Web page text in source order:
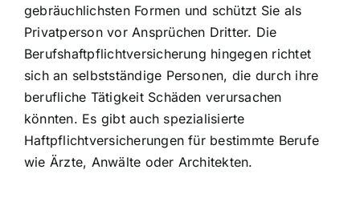
gebräuchlichsten Formen und schützt Sie als
Privatperson vor Ansprüchen Dritter. Die
Berufshaftpflichtversicherung hingegen richtet
sich an selbstständige Personen, die durch ihre
berufliche Tätigkeit Schäden verursachen
könnten. Es gibt auch spezialisierte
Haftpflichtversicherungen für bestimmte Berufe
wie Ärzte, Anwälte oder Architekten.